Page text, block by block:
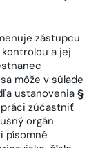
zástupcu
a jej
môže v súlade
ustanovenia §
zúčastniť
orgán
písomné